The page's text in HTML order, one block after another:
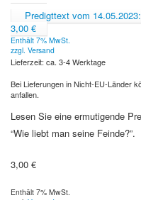
Predigttext vom
3,00 €
Enthält 7% MwSt.
zzgl. Versand
Lieferzeit: ca. 3-4 Werktage
Bei Lieferungen in Nicht-EU-Länder
anfallen.
Lesen Sie eine ermutigende
“Wie liebt man seine Feinde?”.
3,00 €
Enthält 7% MwSt.